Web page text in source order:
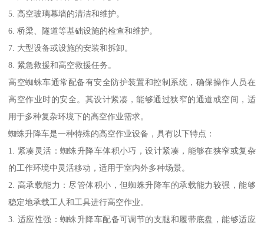
5. 高空玻璃幕墙的清洁和维护。
6. 桥梁、隧道等基础设施的检查和维护。
7. 大型设备或设施的安装和拆卸。
8. 紧急救援和高空救援任务。
高空蜘蛛车通常配备有安全防护装置和控制系统，确保操作人员在
高空作业时的安全。其设计紧凑，能够通过狭窄的通道或空间，适
用于多种复杂环境下的高空作业需求。
蜘蛛升降车是一种特殊的高空作业设备，具有以下特点：
1. 紧凑灵活：蜘蛛升降车体积小巧，设计紧凑，能够在狭窄或复杂
的工作环境中灵活移动，适用于室内外多种场景。
2. 高承载能力：尽管体积小，但蜘蛛升降车的承载能力较强，能够
稳定地承载工人和工具进行高空作业。
3. 适应性强：蜘蛛升降车配备可调节的支腿和履带底盘，能够适应